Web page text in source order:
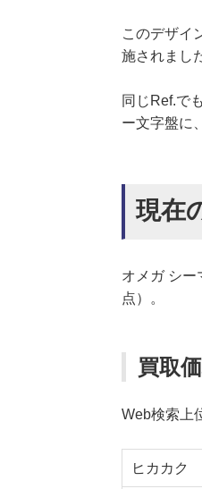
このデザイ
施されまし
同じRef.で
ー文字盤に
現在
オメガ シー
点）。
買取
Web検索上
ヒカカク